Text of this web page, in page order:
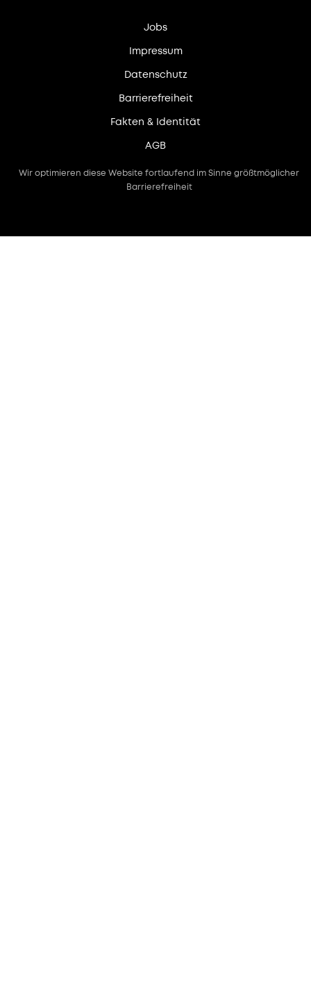
Jobs
Impressum
Datenschutz
Barrierefreiheit
Fakten & Identität
AGB
Wir optimieren diese Website fortlaufend im Sinne größtmöglicher
Barrierefreiheit